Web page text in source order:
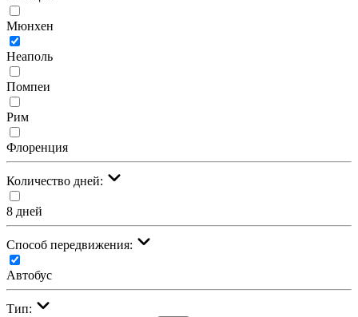
Мюнхен
Неаполь
Помпеи
Рим
Флоренция
Количество дней:
8 дней
Cпособ передвижения:
Автобус
Тип: